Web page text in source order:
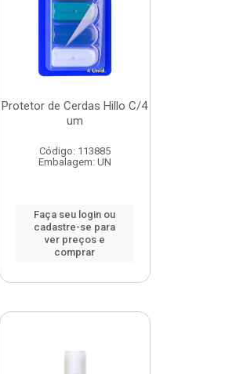
Protetor de Cerdas Hillo C/4
um
Código: 113885
Embalagem: UN
Faça seu login ou
cadastre-se para
ver preços e
comprar